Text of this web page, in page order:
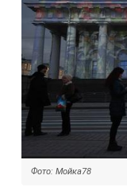
Фото: Мойка78